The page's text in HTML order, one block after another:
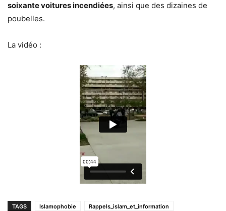
soixante voitures incendiées, ainsi que des dizaines de
poubelles.
La vidéo :
TAGS Islamophobie
Rappels_islam_et_information